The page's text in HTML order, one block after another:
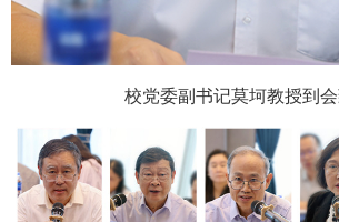
校党委副书记莫坷教授到